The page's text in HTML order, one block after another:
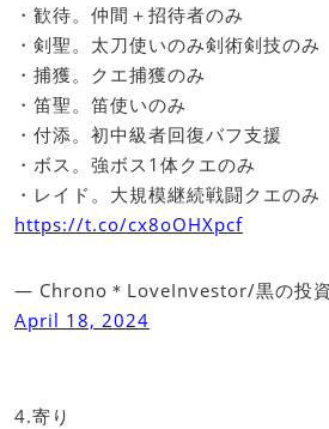
・歓待。仲間＋招待者のみ
・剣聖。太刀使いのみ剣術剣技のみ
・捕獲。クエ捕獲のみ
・笛聖。笛使いのみ
・付添。初中級者回復バフ支援
・ボス。強ボス1体クエのみ
・レイド。大規模継続戦闘クエのみ
https://t.co/cx8oOHXpcf
— Chrono＊LoveInvestor/黒の投
April 18, 2024
4.寄り